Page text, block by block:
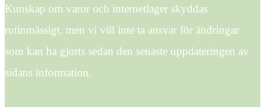
Kunskap om varor och internetlager skyddas
rutinmässigt, men vi vill inte ta ansvar för ändringar
som kan ha gjorts sedan den senaste uppdateringen av
sidans information.